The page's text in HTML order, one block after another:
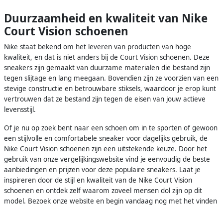
Duurzaamheid en kwaliteit van Nike
Court Vision schoenen
Nike staat bekend om het leveren van producten van hoge
kwaliteit, en dat is niet anders bij de Court Vision schoenen. Deze
sneakers zijn gemaakt van duurzame materialen die bestand zijn
tegen slijtage en lang meegaan. Bovendien zijn ze voorzien van een
stevige constructie en betrouwbare stiksels, waardoor je erop kunt
vertrouwen dat ze bestand zijn tegen de eisen van jouw actieve
levensstijl.
Of je nu op zoek bent naar een schoen om in te sporten of gewoon
een stijlvolle en comfortabele sneaker voor dagelijks gebruik, de
Nike Court Vision schoenen zijn een uitstekende keuze. Door het
gebruik van onze vergelijkingswebsite vind je eenvoudig de beste
aanbiedingen en prijzen voor deze populaire sneakers. Laat je
inspireren door de stijl en kwaliteit van de Nike Court Vision
schoenen en ontdek zelf waarom zoveel mensen dol zijn op dit
model. Bezoek onze website en begin vandaag nog met het vinden